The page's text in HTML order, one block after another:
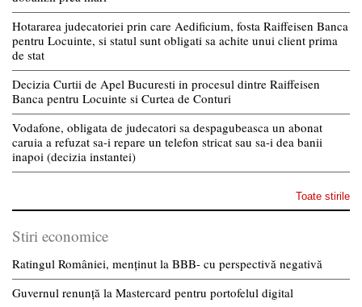
Hotararea judecatoriei prin care Aedificium, fosta Raiffeisen Banca
pentru Locuinte, si statul sunt obligati sa achite unui client prima
de stat
Decizia Curtii de Apel Bucuresti in procesul dintre Raiffeisen
Banca pentru Locuinte si Curtea de Conturi
Vodafone, obligata de judecatori sa despagubeasca un abonat
caruia a refuzat sa-i repare un telefon stricat sau sa-i dea banii
inapoi (decizia instantei)
Toate stirile
Stiri economice
Ratingul României, menținut la BBB- cu perspectivă negativă
Guvernul renunță la Mastercard pentru portofelul digital